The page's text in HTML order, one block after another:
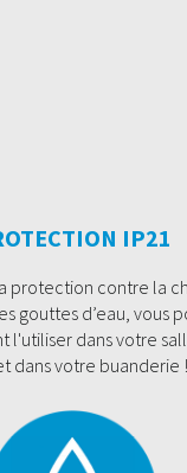
IP21
protection contre la
gouttes d’eau, vous
l'utiliser dans votre
dans votre buanderie !